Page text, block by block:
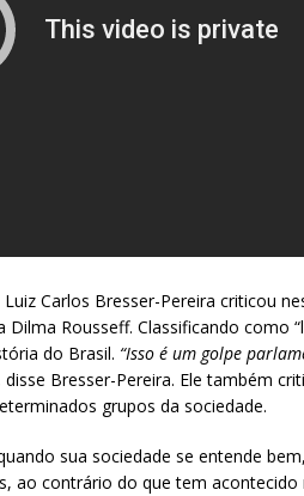
Carlos Bresser-Pereira criticou
Rousseff. Classificando como
do Brasil. “Isso é um golpe
disse Bresser-Pereira. Ele também
grupos da sociedade.
sua sociedade se entende
ao contrário do que tem